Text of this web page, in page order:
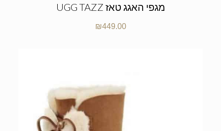
UGG TAZZ מגפי האגג טאז
₪449.00